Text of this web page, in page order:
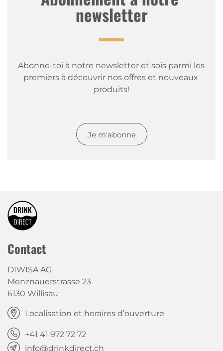
newsletter
Abonne-toi à notre newsletter et sois parmi les
premiers à découvrir nos offres et nouveaux
produits!
Je m'abonne
Contact
DIWISA AG
Menznauerstrasse 23
6130 Willisau
Localisation et horaires d’ouverture
+41 41 972 72 72
info@drinkdirect.ch